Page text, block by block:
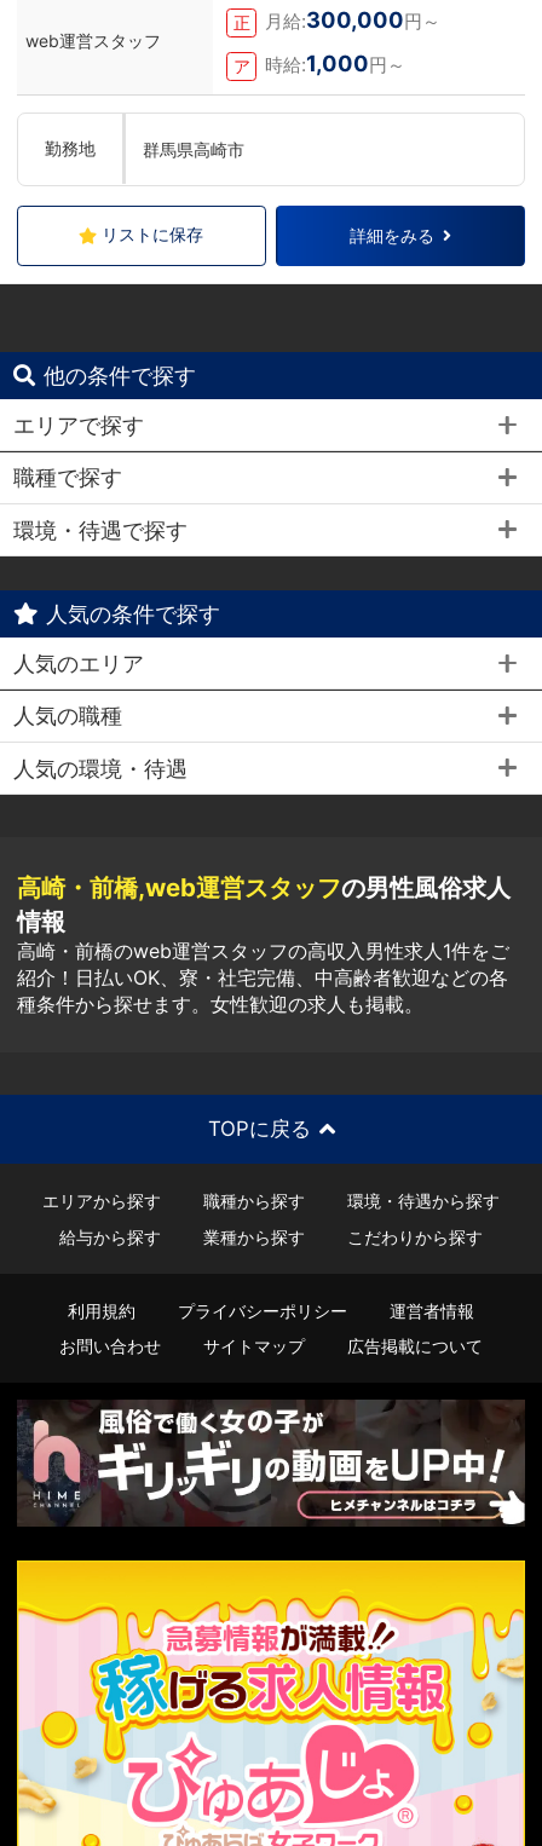
web運営スタッフ
正 月給:300,000円～
ア 時給:1,000円～
勤務地 群馬県高崎市
リストに保存 詳細をみる
他の条件で探す
エリアで探す
職種で探す
環境・待遇で探す
人気の条件で探す
人気のエリア
人気の職種
人気の環境・待遇
高崎・前橋,web運営スタッフの男性風俗求人
情報
高崎・前橋のweb運営スタッフの高収入男性求人1件をご
紹介！日払いOK、寮・社宅完備、中高齢者歓迎などの各
種条件から探せます。女性歓迎の求人も掲載。
TOPに戻る
エリアから探す 職種から探す
環境・待遇から探す
給与から探す
業種から探す こだわりから探す
利用規約 プライバシーポリシー
運営者情報
お問い合わせ
サイトマップ 広告掲載について